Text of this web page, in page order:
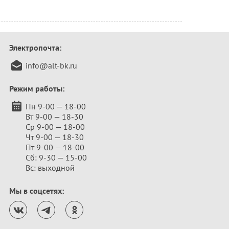
Электропочта:
info@alt-bk.ru
Режим работы:
Пн 9-00 — 18-00
Вт 9-00 — 18-30
Ср 9-00 — 18-00
Чт 9-00 — 18-30
Пт 9-00 — 18-00
Сб: 9-30 — 15-00
Вс: выходной
Мы в соцсетях: